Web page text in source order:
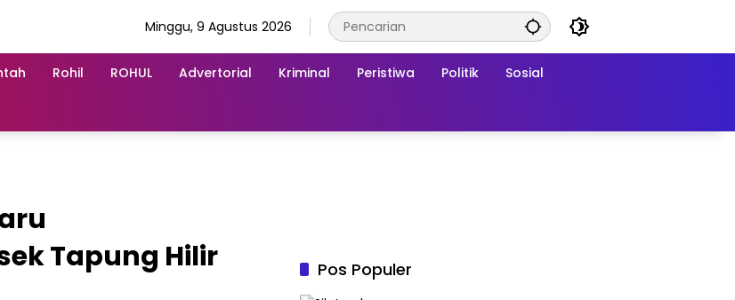
Minggu, 9 Agustus 2026
Rohil ROHUL Advertorial Kriminal Peristiwa Politik Sosial
Tapung Hilir
Pos Populer